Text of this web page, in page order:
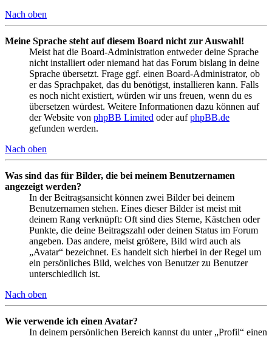
Nach oben
Meine Sprache steht auf diesem Board nicht zur Auswahl!
Meist hat die Board-Administration entweder deine Sprache
nicht installiert oder niemand hat das Forum bislang in deine
Sprache übersetzt. Frage ggf. einen Board-Administrator, ob
er das Sprachpaket, das du benötigst, installieren kann. Falls
es noch nicht existiert, würden wir uns freuen, wenn du es
übersetzen würdest. Weitere Informationen dazu können auf
der Website von phpBB Limited oder aufphpBB.de
gefunden werden.
Nach oben
Was sind das für Bilder, die bei meinem Benutzernamen
angezeigt werden?
In der Beitragsansicht können zwei Bilder bei deinem
Benutzernamen stehen. Eines dieser Bilder ist meist mit
deinem Rang verknüpft: Oft sind dies Sterne, Kästchen oder
Punkte, die deine Beitragszahl oder deinen Status im Forum
angeben. Das andere, meist größere, Bild wird auch als
„Avatar“ bezeichnet. Es handelt sich hierbei in der Regel um
ein persönliches Bild, welches von Benutzer zu Benutzer
unterschiedlich ist.
Nach oben
Wie verwende ich einen Avatar?
In deinem persönlichen Bereich kannst du unter „Profil“ einen